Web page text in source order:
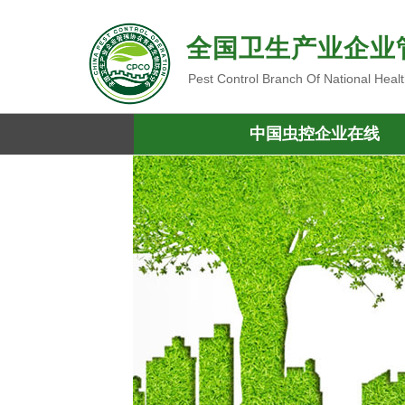
全国卫生产业企
Pest Control Branch Of National
中国虫控企业在线